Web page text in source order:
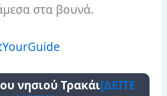
στα βουνά.
νησιού Τρακάι[ΔΕΙΤΕ